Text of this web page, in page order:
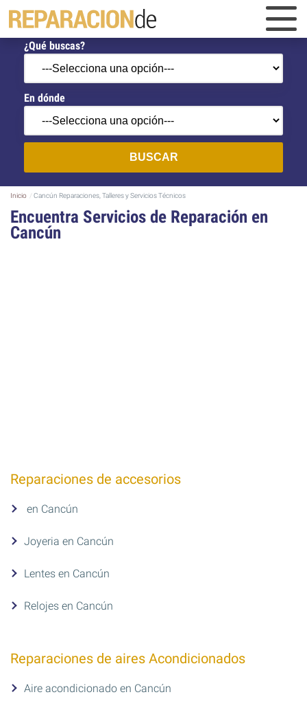
¿Qué buscas?
En dónde
BUSCAR
Inicio Cancún Reparaciones, Talleres y Servicios Técnicos
Encuentra Servicios de Reparación en
Cancún
Reparaciones de accesorios
en Cancún
Joyeria en Cancún
Lentes en Cancún
Relojes en Cancún
Reparaciones de aires Acondicionados
Aire acondicionado en Cancún